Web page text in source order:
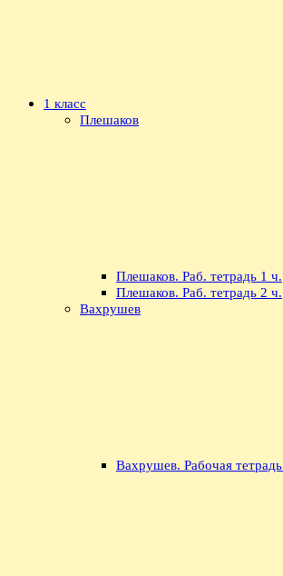
1 класс
Плешаков
Плешаков. Раб. тетрадь 1 ч.
Плешаков. Раб. тетрадь 2 ч.
Вахрушев
Вахрушев. Рабочая тетрадь